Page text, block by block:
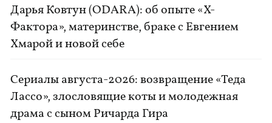
Дарья Ковтун (ODARA): об опыте «Х-
Фактора», материнстве, браке с Евгением
Хмарой и новой себе
Сериалы августа-2026: возвращение «Теда
Лассо», злословящие коты и молодежная
драма с сыном Ричарда Гира